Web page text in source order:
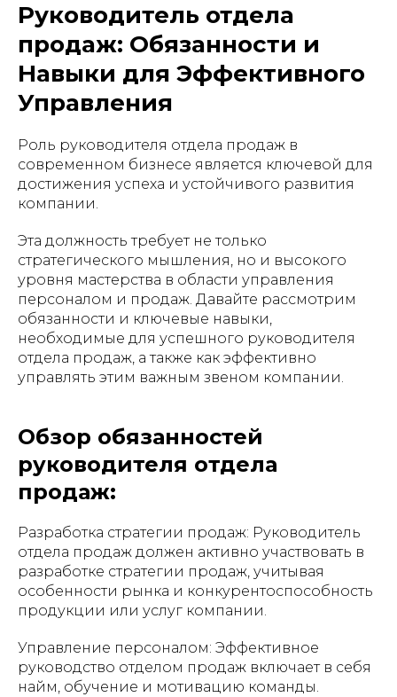
Руководитель отдела
продаж: Обязанности и
Навыки для Эффективного
Управления
Роль руководителя отдела продаж в
современном бизнесе является ключевой для
достижения успеха и устойчивого развития
компании.
Эта должность требует не только
стратегического мышления, но и высокого
уровня мастерства в области управления
персоналом и продаж. Давайте рассмотрим
обязанности и ключевые навыки,
необходимые для успешного руководителя
отдела продаж, а также как эффективно
управлять этим важным звеном компании.
Обзор обязанностей
руководителя отдела
продаж:
Разработка стратегии продаж: Руководитель
отдела продаж должен активно участвовать в
разработке стратегии продаж, учитывая
особенности рынка и конкурентоспособность
продукции или услуг компании.
Управление персоналом: Эффективное
руководство отделом продаж включает в себя
найм, обучение и мотивацию команды.